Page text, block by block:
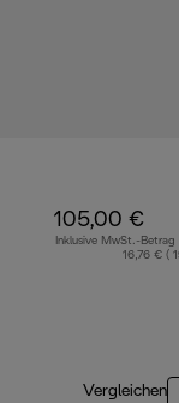
105,00 €
Inklusive MwSt.-Betrag
16,76 € (
Vergleichen